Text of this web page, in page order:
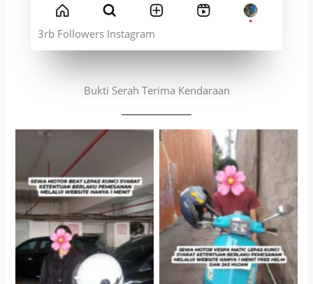
3rb Followers Instagram
Bukti Serah Terima Kendaraan
Cityplaza Jatinegara
Gedung Parkir P6A
Antar Jemput Kendaraan